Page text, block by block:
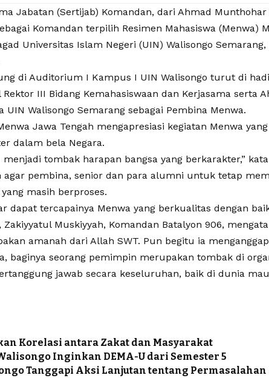
Jabatan (Sertijab) Komandan, dari Ahmad Munthohar
Komandan terpilih Resimen Mahasiswa (Menwa)
Universitas Islam Negeri (UIN) Walisongo
di Auditorium I Kampus I UIN Walisongo turut di
III Bidang Kemahasiswaan dan Kerjasama serta
UIN Walisongo Semarang sebagai Pembina Menwa.
Jawa Tengah mengapresiasi kegiatan Menwa
dalam bela Negara.
tombak harapan bangsa yang berkarakter,”
agar pembina, senior dan para alumni untuk tetap
masih berproses.
dapat tercapainya Menwa yang berkualitas dengan
Muskiyyah, Komandan Batalyon 906,
amanah dari Allah SWT. Pun begitu ia
baginya seorang pemimpin merupakan tombak di
jawab secara keseluruhan, baik di dunia
Korelasi antara Zakat dan Masyarakat
Inginkan DEMA-U dari Semester 5
Tanggapi Aksi Lanjutan tentang Permasalahan